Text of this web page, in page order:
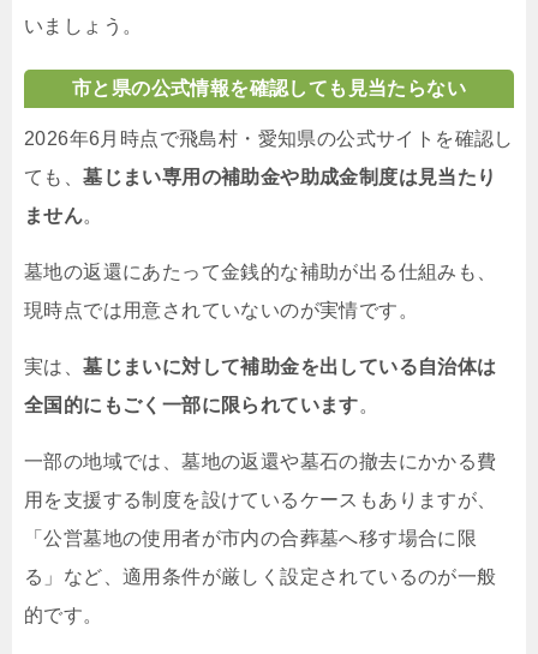
いましょう。
市と県の公式情報を確認しても見当たらない
2026年6月時点で飛島村・愛知県の公式サイトを確認し
ても、墓じまい専用の補助金や助成金制度は見当たり
ません。
墓地の返還にあたって金銭的な補助が出る仕組みも、
現時点では用意されていないのが実情です。
実は、墓じまいに対して補助金を出している自治体は
全国的にもごく一部に限られています。
一部の地域では、墓地の返還や墓石の撤去にかかる費
用を支援する制度を設けているケースもありますが、
「公営墓地の使用者が市内の合葬墓へ移す場合に限
る」など、適用条件が厳しく設定されているのが一般
的です。